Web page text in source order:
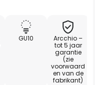
GU10
Arcchio –
tot 5 jaar
garantie
(zie
voorwaard
en van de
fabrikant)